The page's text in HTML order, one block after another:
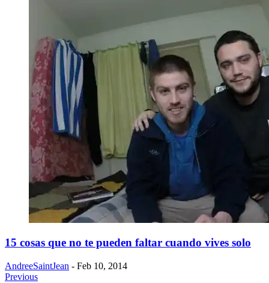
15 cosas que no te pueden faltar cuando vives solo
AndreeSaintJean - Feb 10, 2014
Previous